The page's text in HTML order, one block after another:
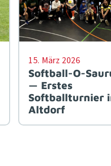
15. März 2026
Softball-O-
— Erstes
Softballturnier
Altdorf